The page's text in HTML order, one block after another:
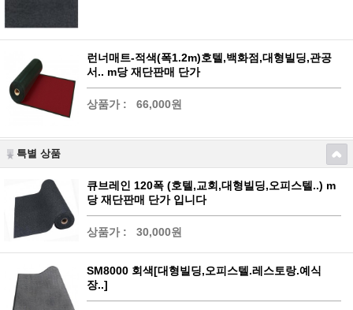
런너매트-적색(폭1.2m)호텔,백화점,대형빌딩,관공
서.. m당 재단판매 단가
상품가 : 66,000원
특별 상품
큐브레인 120폭 (호텔,교회,대형빌딩,오피스텔..) m
당 재단판매 단가 입니다
상품가 : 30,000원
SM8000 회색[대형빌딩,오피스텔.레스토랑.예식
장..]